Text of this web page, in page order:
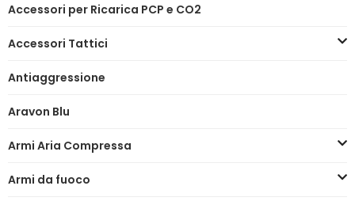
Accessori per Ricarica PCP e CO2
Accessori Tattici
Antiaggressione
Aravon Blu
Armi Aria Compressa
Armi da fuoco